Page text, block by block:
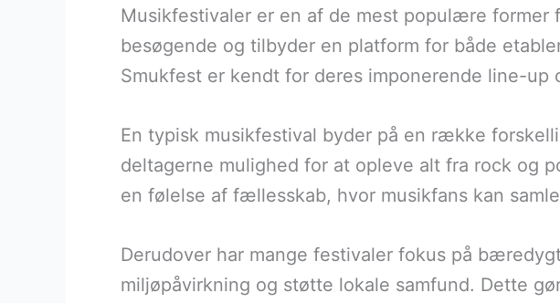
Musikfestivaler er en af de mest populære
besøgende og tilbyder en platform for både
Smukfest er kendt for deres imponerende line-
En typisk musikfestival byder på en række
deltagerne mulighed for at opleve alt fra rock og
en følelse af fællesskab, hvor musikfans kan
Derudover har mange festivaler fokus på
miljøpåvirkning og støtte lokale samfund. Dette